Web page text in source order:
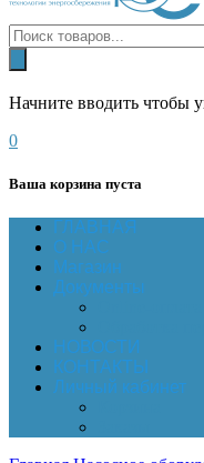
Начните вводить чтобы
0
Ваша корзина пуста
ГЛАВНАЯ
О НАС
Магазин
Документы
НОВОСТИ
КОНТАКТЫ
Личный кабинет